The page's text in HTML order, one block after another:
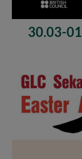
30.03-